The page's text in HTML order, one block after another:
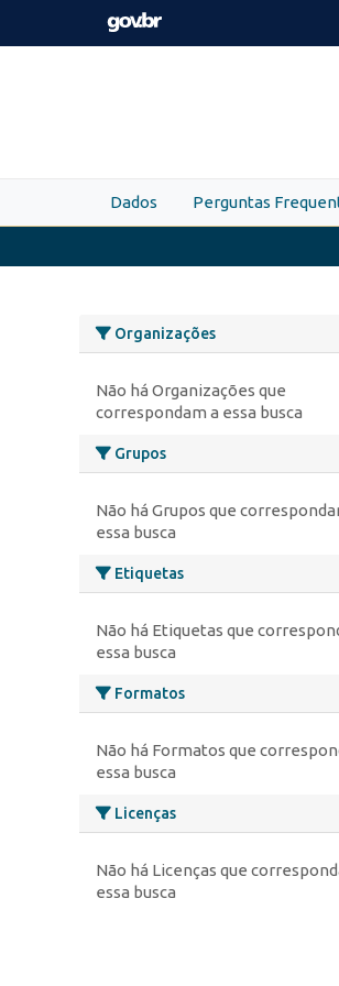
Skip to main content
Dados Perguntas
Organizações
Não há Organizações que
correspondam a essa busca
Grupos
Não há Grupos que
essa busca
Etiquetas
Não há Etiquetas que
essa busca
Formatos
Não há Formatos que
essa busca
Licenças
Não há Licenças que
essa busca